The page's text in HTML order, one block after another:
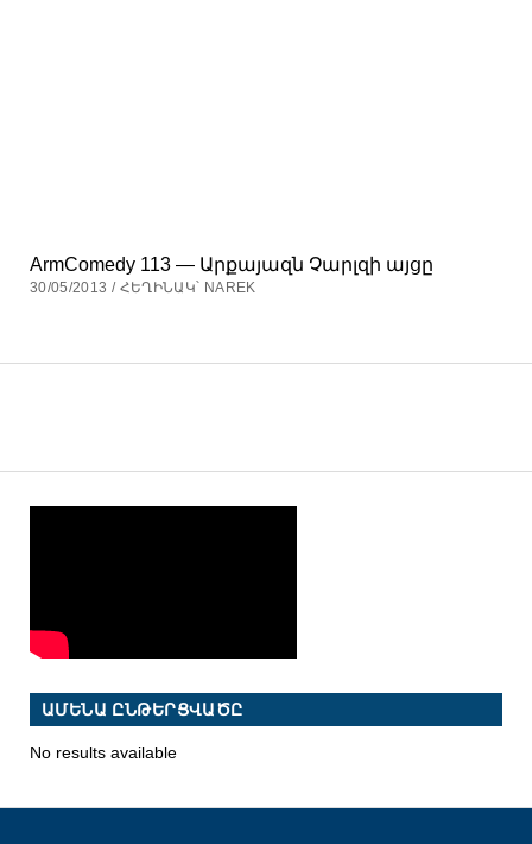
ArmComedy 113 — Արքայազն Չարլզի այցը
30/05/2013 / ՀԵՂԻՆԱԿ՝ NAREK
ԱՄԵՆԱ ԸՆԹԵՐՑՎԱԾԸ
No results available